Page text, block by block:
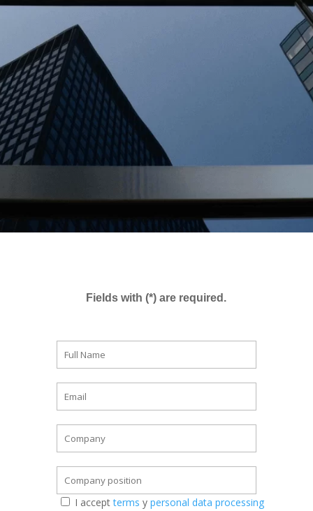
Fields with (*) are required.
I acceptterms ypersonal data processing